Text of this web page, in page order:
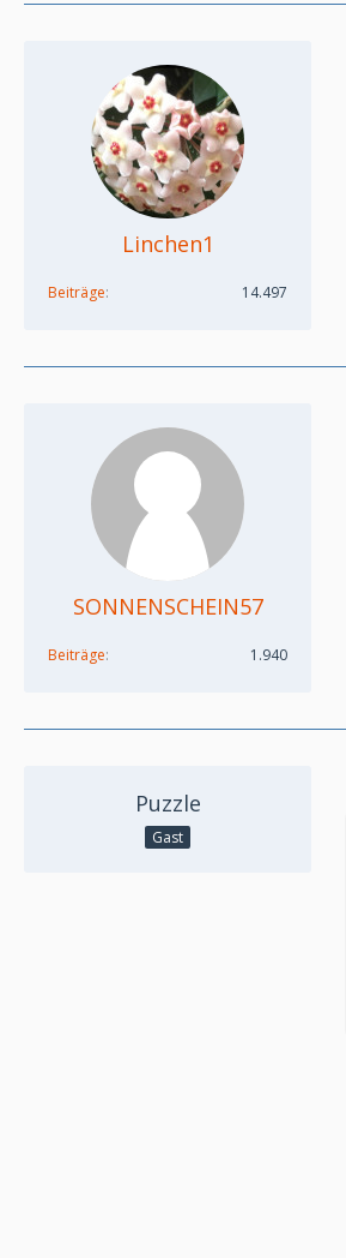
Linchen1
Beiträge 14.497
SONNENSCHEIN57
Beiträge 1.940
Puzzle
Gast